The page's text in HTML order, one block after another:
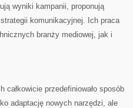
wyniki kampanii, proponują
komunikacyjnej. Ich praca
branży mediowej, jak i
przedefiniowało sposób
adaptację nowych narzędzi, ale